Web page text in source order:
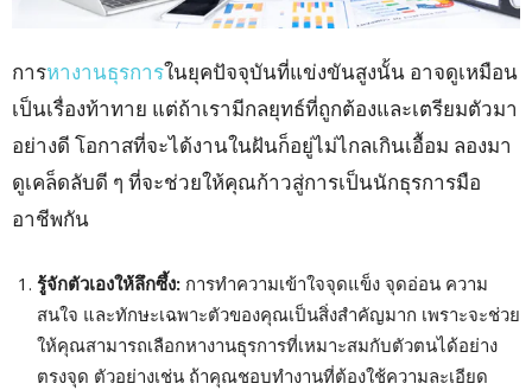
การหางานธุรการในยุคปัจจุบันที่แข่งขันสูงนั้น อาจดูเหมือน
เป็นเรื่องท้าทาย แต่ถ้าเรามีกลยุทธ์ที่ถูกต้องและเตรียมตัวมา
อย่างดี โอกาสที่จะได้งานในฝันก็อยู่ไม่ไกลเกินเอื้อม ลองมา
ดูเคล็ดลับดี ๆ ที่จะช่วยให้คุณก้าวสู่การเป็นนักธุรการมือ
อาชีพกัน
รู้จักตัวเองให้ลึกซึ้ง: การทำความเข้าใจจุดแข็ง จุดอ่อน ความ
สนใจ และทักษะเฉพาะตัวของคุณเป็นสิ่งสำคัญมาก เพราะจะช่วย
ให้คุณสามารถเลือกหางานธุรการที่เหมาะสมกับตัวตนได้อย่าง
ตรงจุด ตัวอย่างเช่น ถ้าคุณชอบทำงานที่ต้องใช้ความละเอียด